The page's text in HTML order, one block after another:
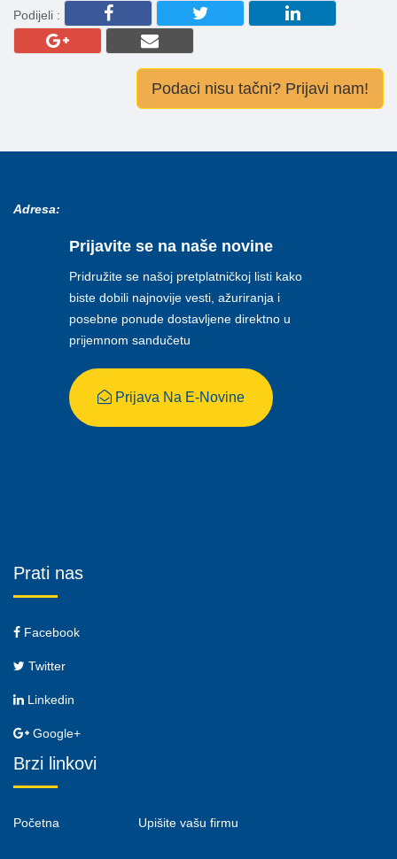
Podijeli :
Podaci nisu tačni? Prijavi nam!
Adresa:
Prijavite se na naše novine
Pridružite se našoj pretplatničkoj listi kako
biste dobili najnovije vesti, ažuriranja i
posebne ponude dostavljene direktno u
prijemnom sandučetu
Prijava Na E-Novine
Prati nas
Facebook
Twitter
Linkedin
Google+
Brzi linkovi
Početna Upišite vašu firmu